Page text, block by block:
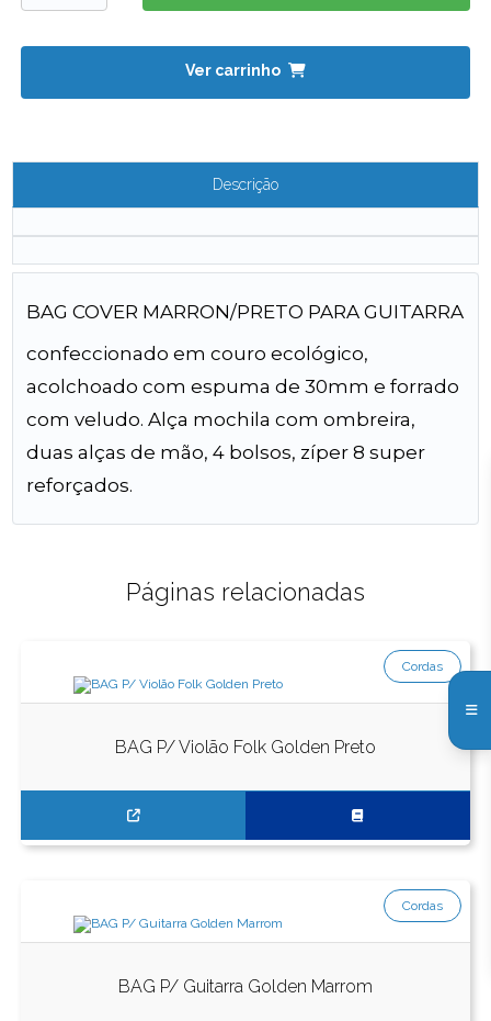
Ver carrinho
Descrição
BAG COVER MARRON/PRETO PARA GUITARRA
confeccionado em couro ecológico,
acolchoado com espuma de 30mm e forrado
com veludo. Alça mochila com ombreira,
duas alças de mão, 4 bolsos, zíper 8 super
reforçados.
Páginas relacionadas
BAG P/ Violão Folk Golden Preto
Cordas
BAG P/ Guitarra Golden Marrom
Cordas